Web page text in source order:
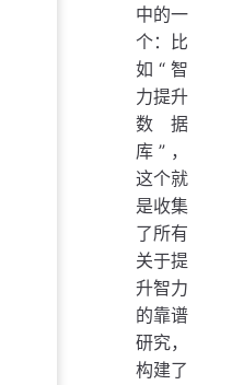
中的一
个：比
如“智
力提升
数据
库”，
这个就
是收集
了所有
关于提
升智力
的靠谱
研究，
构建了